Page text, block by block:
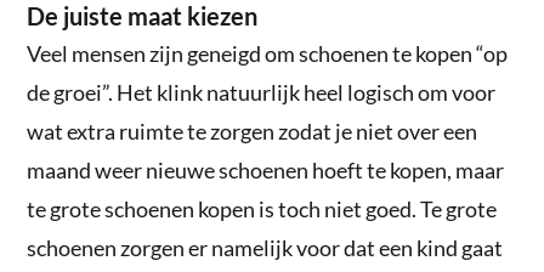
De juiste maat kiezen
Veel mensen zijn geneigd om schoenen te kopen “op
de groei”. Het klink natuurlijk heel logisch om voor
wat extra ruimte te zorgen zodat je niet over een
maand weer nieuwe schoenen hoeft te kopen, maar
te grote schoenen kopen is toch niet goed. Te grote
schoenen zorgen er namelijk voor dat een kind gaat